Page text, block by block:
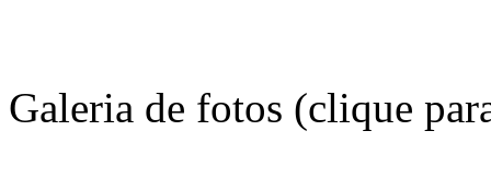
Galeria de fotos (clique